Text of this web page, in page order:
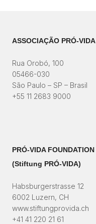
ASSOCIAÇÃO PRÓ-VIDA
Rua Orobó, 100
05466-030
São Paulo – SP – Brasil
+55 11 2683 9000
PRÓ-VIDA FOUNDATION
(Stiftung PRÓ-VIDA)​
Habsburgerstrasse 12
6002 Luzern, CH
www.stiftungprovida.ch
+41 41 220 21 61